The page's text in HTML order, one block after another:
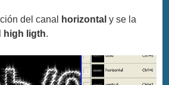
del canal horizontal y se la
high ligth.